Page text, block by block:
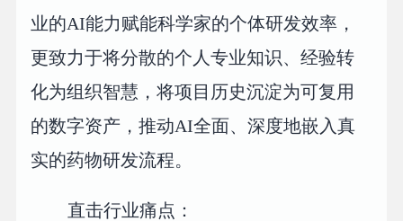
业的AI能力赋能科学家的个体研发效率，
更致力于将分散的个人专业知识、经验转
化为组织智慧，将项目历史沉淀为可复用
的数字资产，推动AI全面、深度地嵌入真
实的药物研发流程。
直击行业痛点：